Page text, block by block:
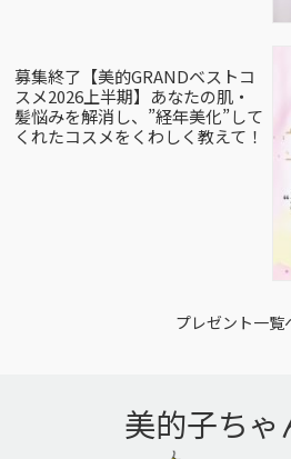
募集終了【美的GRANDベストコ
スメ2026上半期】あなたの肌・
髪悩みを解消し、”経年美化”して
くれたコスメをくわしく教えて！
プレゼント一覧
美的子ちゃ